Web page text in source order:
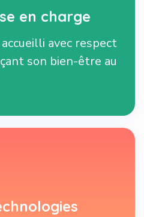
en charge
avec respect
son bien-être au